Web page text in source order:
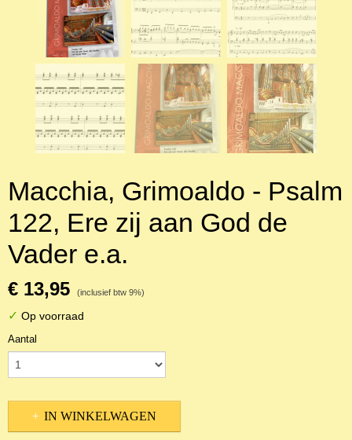
Macchia, Grimoaldo - Psalm
122, Ere zij aan God de
Vader e.a.
€ 13,95 (inclusief btw 9%)
✓ Op voorraad
Aantal
IN WINKELWAGEN